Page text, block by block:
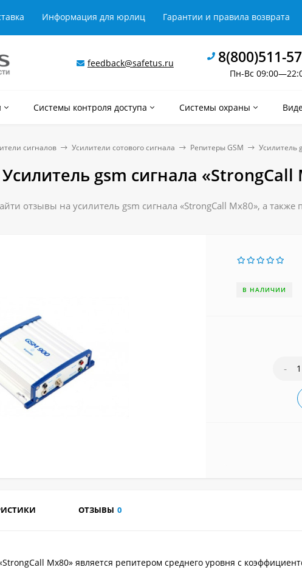
Информация для юрлиц Гарантии и правила возврата
feedback@safetus.ru 8(800)511-
Пн-Вс
Системы контроля доступа Системы охраны
сигналов Усилители сотового сигнала Репитеры GSM Усилитель
Усилитель gsm сигнала «StrongCall
отзывы на усилитель gsm сигнала «StrongCall Mx80», а
В НАЛИЧИИ
-
ОТЗЫВЫ 0
Mx80» является репитером среднего уровня с